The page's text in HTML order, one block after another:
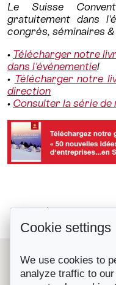
Le Suisse
gratuitement dans
congrès, séminaires &
• Télécharger notre
dans l'événementiel
• Télécharger notre
direction
• Consulter la série de
Le Suisse Convention
nationale à but non
destinations et
Cookie settings
We use cookies to
analyze traffic to